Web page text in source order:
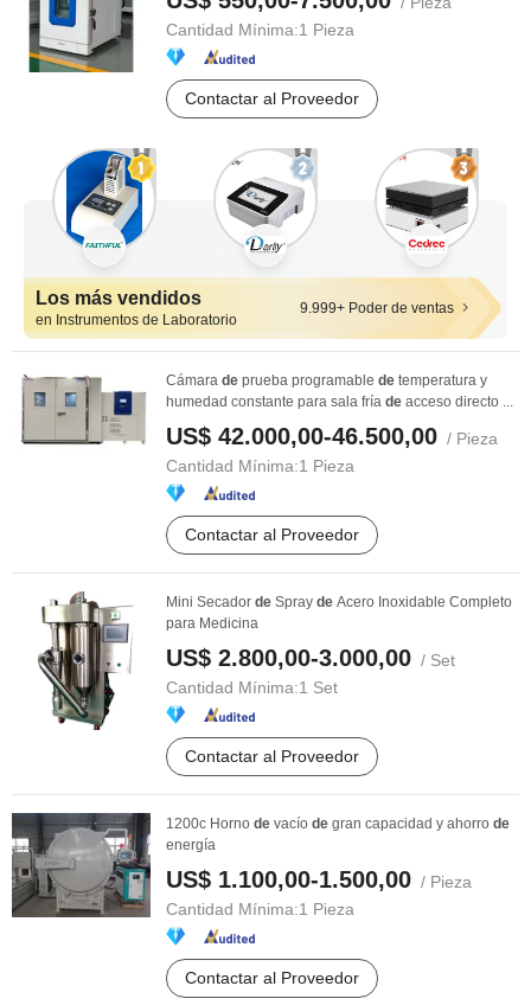
Cantidad Mínima:1 Pieza
Contactar al Proveedor
Los más vendidos
en Instrumentos de Laboratorio
9.999+ Poder de ventas
Cámara de prueba programable de temperatura y
humedad constante para sala fría de acceso directo ...
US$ 42.000,00-46.500,00 / Pieza
Cantidad Mínima:1 Pieza
Contactar al Proveedor
Mini Secador de Spray de Acero Inoxidable Completo
para Medicina
US$ 2.800,00-3.000,00 / Set
Cantidad Mínima:1 Set
Contactar al Proveedor
1200c Horno de vacío de gran capacidad y ahorro de
energía
US$ 1.100,00-1.500,00 / Pieza
Cantidad Mínima:1 Pieza
Contactar al Proveedor